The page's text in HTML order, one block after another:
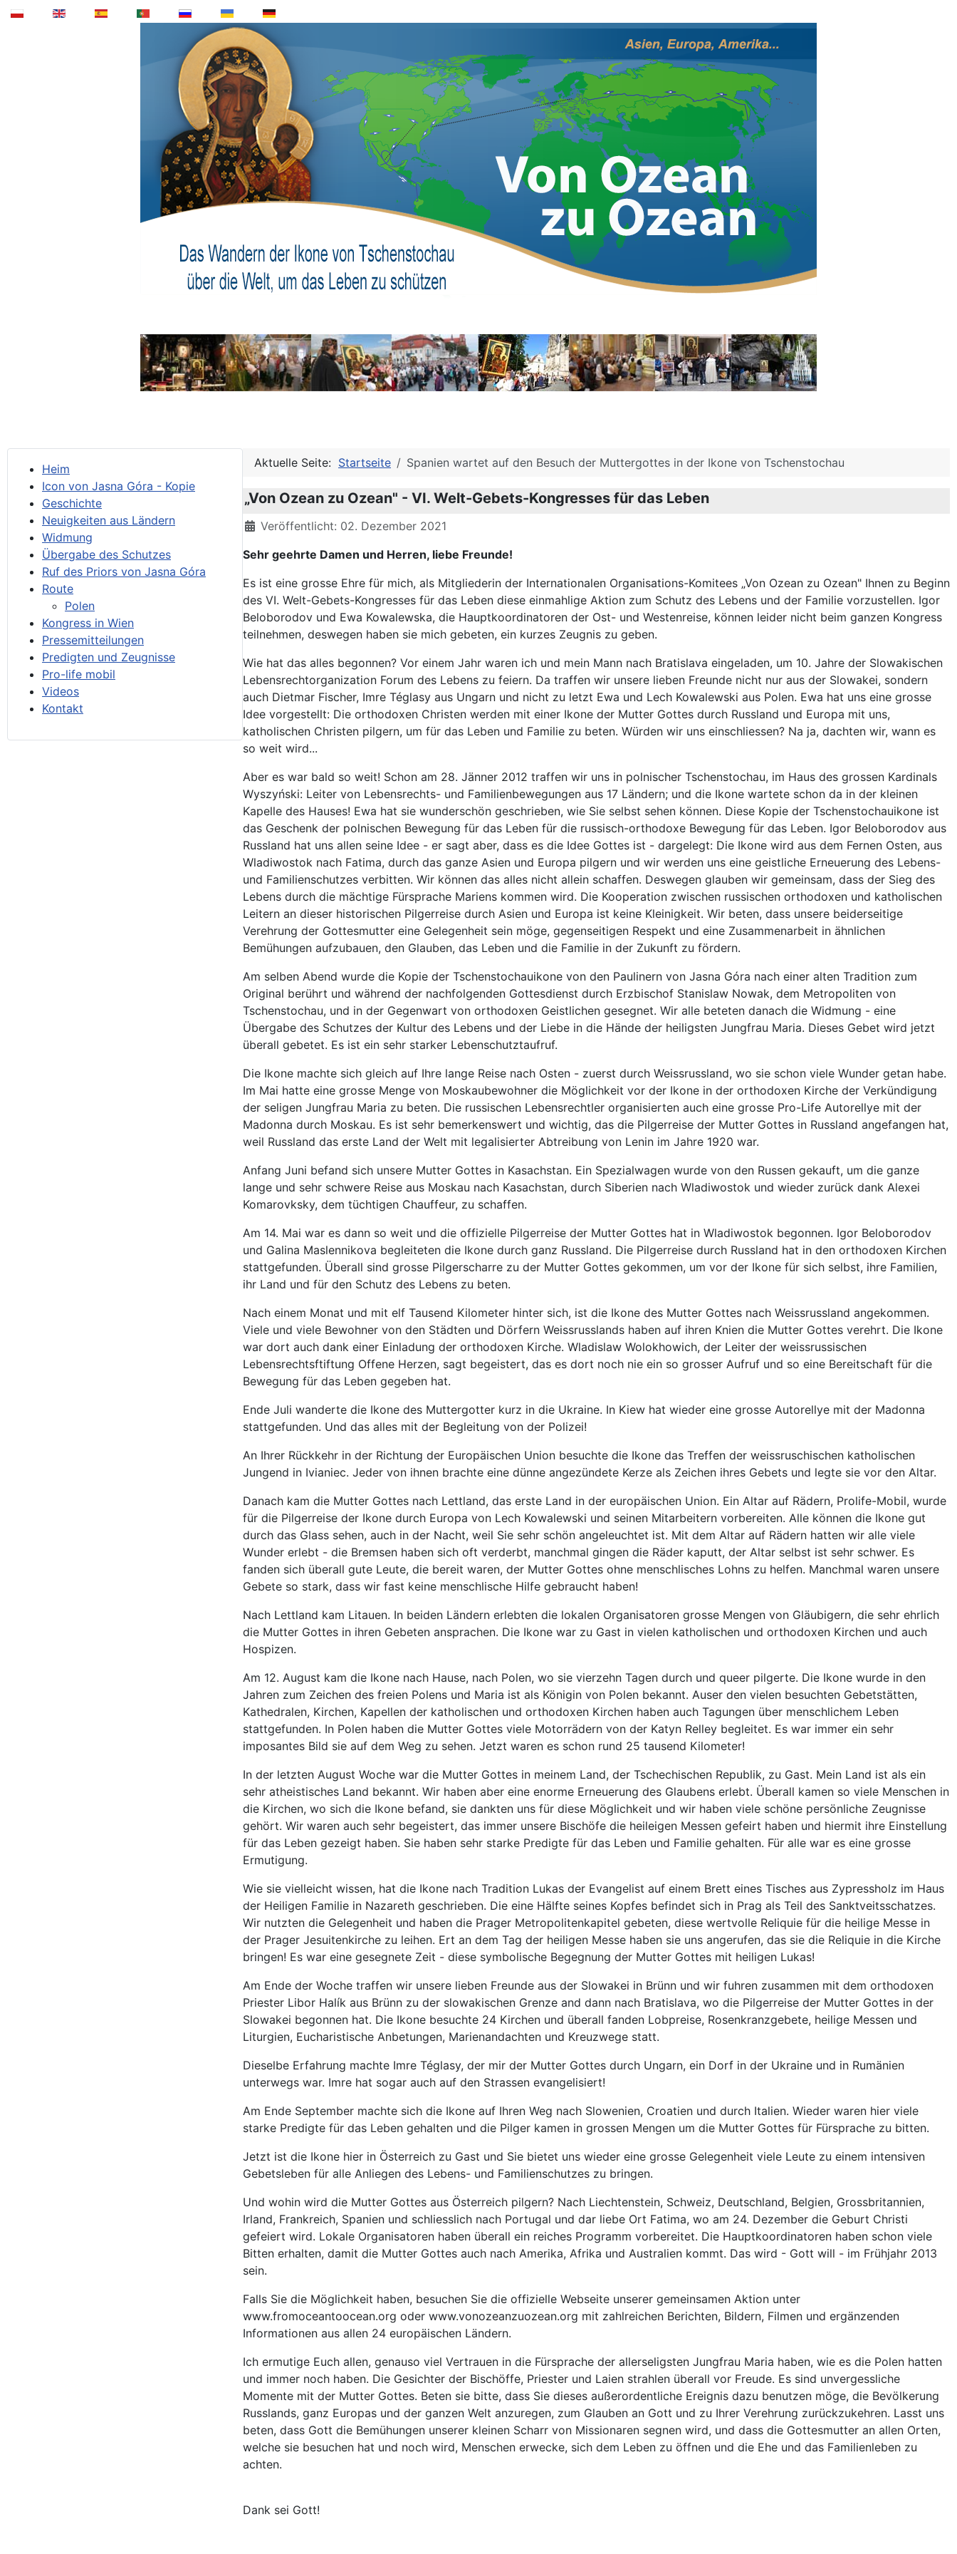
Heim
Icon von Jasna Góra - Kopie
Geschichte
Neuigkeiten aus Ländern
Widmung
Übergabe des Schutzes
Ruf des Priors von Jasna Góra
Route
Polen
Kongress in Wien
Pressemitteilungen
Predigten und Zeugnisse
Pro-life mobil
Videos
Kontakt
Aktuelle Seite: Startseite Spanien wartet auf den Besuch der Muttergottes in der Ikone von Tschenstochau
„Von Ozean zu Ozean" - VI. Welt-Gebets-Kongresses für das Leben
Details
Veröffentlicht: 02. Dezember 2021
Sehr geehrte Damen und Herren, liebe Freunde!
Es ist eine grosse Ehre für mich, als Mitgliederin der Internationalen Organisations-Komitees „Von Ozean zu Ozean" Ihnen zu Beginn
des VI. Welt-Gebets-Kongresses für das Leben diese einmahlige Aktion zum Schutz des Lebens und der Familie vorzustellen. Igor
Beloborodov und Ewa Kowalewska, die Hauptkoordinatoren der Ost- und Westenreise, können leider nicht beim ganzen Kongress
teilnehmen, deswegen haben sie mich gebeten, ein kurzes Zeugnis zu geben.
Wie hat das alles begonnen? Vor einem Jahr waren ich und mein Mann nach Bratislava eingeladen, um 10. Jahre der Slowakischen
Lebensrechtorganization Forum des Lebens zu feiern. Da traffen wir unsere lieben Freunde nicht nur aus der Slowakei, sondern
auch Dietmar Fischer, Imre Téglasy aus Ungarn und nicht zu letzt Ewa und Lech Kowalewski aus Polen. Ewa hat uns eine grosse
Idee vorgestellt: Die orthodoxen Christen werden mit einer Ikone der Mutter Gottes durch Russland und Europa mit uns,
katholischen Christen pilgern, um für das Leben und Familie zu beten. Würden wir uns einschliessen? Na ja, dachten wir, wann es
so weit wird...
Aber es war bald so weit! Schon am 28. Jänner 2012 traffen wir uns in polnischer Tschenstochau, im Haus des grossen Kardinals
Wyszyński: Leiter von Lebensrechts- und Familienbewegungen aus 17 Ländern; und die Ikone wartete schon da in der kleinen
Kapelle des Hauses! Ewa hat sie wunderschön geschrieben, wie Sie selbst sehen können. Diese Kopie der Tschenstochauikone ist
das Geschenk der polnischen Bewegung für das Leben für die russisch-orthodoxe Bewegung für das Leben. Igor Beloborodov aus
Russland hat uns allen seine Idee - er sagt aber, dass es die Idee Gottes ist - dargelegt: Die Ikone wird aus dem Fernen Osten, aus
Wladiwostok nach Fatima, durch das ganze Asien und Europa pilgern und wir werden uns eine geistliche Erneuerung des Lebens-
und Familienschutzes verbitten. Wir können das alles nicht allein schaffen. Deswegen glauben wir gemeinsam, dass der Sieg des
Lebens durch die mächtige Fürsprache Mariens kommen wird. Die Kooperation zwischen russischen orthodoxen und katholischen
Leitern an dieser historischen Pilgerreise durch Asien und Europa ist keine Kleinigkeit. Wir beten, dass unsere beiderseitige
Verehrung der Gottesmutter eine Gelegenheit sein möge, gegenseitigen Respekt und eine Zusammenarbeit in ähnlichen
Bemühungen aufzubauen, den Glauben, das Leben und die Familie in der Zukunft zu fördern.
Am selben Abend wurde die Kopie der Tschenstochauikone von den Paulinern von Jasna Góra nach einer alten Tradition zum
Original berührt und während der nachfolgenden Gottesdienst durch Erzbischof Stanislaw Nowak, dem Metropoliten von
Tschenstochau, und in der Gegenwart von orthodoxen Geistlichen gesegnet. Wir alle beteten danach die Widmung - eine
Übergabe des Schutzes der Kultur des Lebens und der Liebe in die Hände der heiligsten Jungfrau Maria. Dieses Gebet wird jetzt
überall gebetet. Es ist ein sehr starker Lebenschutztaufruf.
Die Ikone machte sich gleich auf Ihre lange Reise nach Osten - zuerst durch Weissrussland, wo sie schon viele Wunder getan habe.
Im Mai hatte eine grosse Menge von Moskaubewohner die Möglichkeit vor der Ikone in der orthodoxen Kirche der Verkündigung
der seligen Jungfrau Maria zu beten. Die russischen Lebensrechtler organisierten auch eine grosse Pro-Life Autorellye mit der
Madonna durch Moskau. Es ist sehr bemerkenswert und wichtig, das die Pilgerreise der Mutter Gottes in Russland angefangen hat,
weil Russland das erste Land der Welt mit legalisierter Abtreibung von Lenin im Jahre 1920 war.
Anfang Juni befand sich unsere Mutter Gottes in Kasachstan. Ein Spezialwagen wurde von den Russen gekauft, um die ganze
lange und sehr schwere Reise aus Moskau nach Kasachstan, durch Siberien nach Wladiwostok und wieder zurück dank Alexei
Komarovksky, dem tüchtigen Chauffeur, zu schaffen.
Am 14. Mai war es dann so weit und die offizielle Pilgerreise der Mutter Gottes hat in Wladiwostok begonnen. Igor Beloborodov
und Galina Maslennikova begleiteten die Ikone durch ganz Russland. Die Pilgerreise durch Russland hat in den orthodoxen Kirchen
stattgefunden. Überall sind grosse Pilgerscharre zu der Mutter Gottes gekommen, um vor der Ikone für sich selbst, ihre Familien,
ihr Land und für den Schutz des Lebens zu beten.
Nach einem Monat und mit elf Tausend Kilometer hinter sich, ist die Ikone des Mutter Gottes nach Weissrussland angekommen.
Viele und viele Bewohner von den Städten und Dörfern Weissrusslands haben auf ihren Knien die Mutter Gottes verehrt. Die Ikone
war dort auch dank einer Einladung der orthodoxen Kirche. Wladislaw Wolokhowich, der Leiter der weissrussischen
Lebensrechtsftiftung Offene Herzen, sagt begeistert, das es dort noch nie ein so grosser Aufruf und so eine Bereitschaft für die
Bewegung für das Leben gegeben hat.
Ende Juli wanderte die Ikone des Muttergotter kurz in die Ukraine. In Kiew hat wieder eine grosse Autorellye mit der Madonna
stattgefunden. Und das alles mit der Begleitung von der Polizei!
An Ihrer Rückkehr in der Richtung der Europäischen Union besuchte die Ikone das Treffen der weissruschischen katholischen
Jungend in Ivianiec. Jeder von ihnen brachte eine dünne angezündete Kerze als Zeichen ihres Gebets und legte sie vor den Altar.
Danach kam die Mutter Gottes nach Lettland, das erste Land in der europäischen Union. Ein Altar auf Rädern, Prolife-Mobil, wurde
für die Pilgerreise der Ikone durch Europa von Lech Kowalewski und seinen Mitarbeitern vorbereiten. Alle können die Ikone gut
durch das Glass sehen, auch in der Nacht, weil Sie sehr schön angeleuchtet ist. Mit dem Altar auf Rädern hatten wir alle viele
Wunder erlebt - die Bremsen haben sich oft verderbt, manchmal gingen die Räder kaputt, der Altar selbst ist sehr schwer. Es
fanden sich überall gute Leute, die bereit waren, der Mutter Gottes ohne menschlisches Lohns zu helfen. Manchmal waren unsere
Gebete so stark, dass wir fast keine menschlische Hilfe gebraucht haben!
Nach Lettland kam Litauen. In beiden Ländern erlebten die lokalen Organisatoren grosse Mengen von Gläubigern, die sehr ehrlich
die Mutter Gottes in ihren Gebeten ansprachen. Die Ikone war zu Gast in vielen katholischen und orthodoxen Kirchen und auch
Hospizen.
Am 12. August kam die Ikone nach Hause, nach Polen, wo sie vierzehn Tagen durch und queer pilgerte. Die Ikone wurde in den
Jahren zum Zeichen des freien Polens und Maria ist als Königin von Polen bekannt. Auser den vielen besuchten Gebetstätten,
Kathedralen, Kirchen, Kapellen der katholischen und orthodoxen Kirchen haben auch Tagungen über menschlichem Leben
stattgefunden. In Polen haben die Mutter Gottes viele Motorrädern von der Katyn Relley begleitet. Es war immer ein sehr
imposantes Bild sie auf dem Weg zu sehen. Jetzt waren es schon rund 25 tausend Kilometer!
In der letzten August Woche war die Mutter Gottes in meinem Land, der Tschechischen Republik, zu Gast. Mein Land ist als ein
sehr atheistisches Land bekannt. Wir haben aber eine enorme Erneuerung des Glaubens erlebt. Überall kamen so viele Menschen in
die Kirchen, wo sich die Ikone befand, sie dankten uns für diese Möglichkeit und wir haben viele schöne persönliche Zeugnisse
gehört. Wir waren auch sehr begeistert, das immer unsere Bischöfe die heileigen Messen gefeirt haben und hiermit ihre Einstellung
für das Leben gezeigt haben. Sie haben sehr starke Predigte für das Leben und Familie gehalten. Für alle war es eine grosse
Ermutigung.
Wie sie vielleicht wissen, hat die Ikone nach Tradition Lukas der Evangelist auf einem Brett eines Tisches aus Zypressholz im Haus
der Heiligen Familie in Nazareth geschrieben. Die eine Hälfte seines Kopfes befindet sich in Prag als Teil des Sanktveitsschatzes.
Wir nutzten die Gelegenheit und haben die Prager Metropolitenkapitel gebeten, diese wertvolle Reliquie für die heilige Messe in
der Prager Jesuitenkirche zu leihen. Ert an dem Tag der heiligen Messe haben sie uns angerufen, das sie die Reliquie in die Kirche
bringen! Es war eine gesegnete Zeit - diese symbolische Begegnung der Mutter Gottes mit heiligen Lukas!
Am Ende der Woche traffen wir unsere lieben Freunde aus der Slowakei in Brünn und wir fuhren zusammen mit dem orthodoxen
Priester Libor Halík aus Brünn zu der slowakischen Grenze and dann nach Bratislava, wo die Pilgerreise der Mutter Gottes in der
Slowakei begonnen hat. Die Ikone besuchte 24 Kirchen und überall fanden Lobpreise, Rosenkranzgebete, heilige Messen und
Liturgien, Eucharistische Anbetungen, Marienandachten und Kreuzwege statt.
Dieselbe Erfahrung machte Imre Téglasy, der mir der Mutter Gottes durch Ungarn, ein Dorf in der Ukraine und in Rumänien
unterwegs war. Imre hat sogar auch auf den Strassen evangelisiert!
Am Ende September machte sich die Ikone auf Ihren Weg nach Slowenien, Croatien und durch Italien. Wieder waren hier viele
starke Predigte für das Leben gehalten und die Pilger kamen in grossen Mengen um die Mutter Gottes für Fürsprache zu bitten.
Jetzt ist die Ikone hier in Österreich zu Gast und Sie bietet uns wieder eine grosse Gelegenheit viele Leute zu einem intensiven
Gebetsleben für alle Anliegen des Lebens- und Familienschutzes zu bringen.
Und wohin wird die Mutter Gottes aus Österreich pilgern? Nach Liechtenstein, Schweiz, Deutschland, Belgien, Grossbritannien,
Irland, Frankreich, Spanien und schliesslich nach Portugal und dar liebe Ort Fatima, wo am 24. Dezember die Geburt Christi
gefeiert wird. Lokale Organisatoren haben überall ein reiches Programm vorbereitet. Die Hauptkoordinatoren haben schon viele
Bitten erhalten, damit die Mutter Gottes auch nach Amerika, Afrika und Australien kommt. Das wird - Gott will - im Frühjahr 2013
sein.
Falls Sie die Möglichkeit haben, besuchen Sie die offizielle Webseite unserer gemeinsamen Aktion unter
www.fromoceantoocean.org oder www.vonozeanzuozean.org mit zahlreichen Berichten, Bildern, Filmen und ergänzenden
Informationen aus allen 24 europäischen Ländern.
Ich ermutige Euch allen, genauso viel Vertrauen in die Fürsprache der allerseligsten Jungfrau Maria haben, wie es die Polen hatten
und immer noch haben. Die Gesichter der Bischöffe, Priester und Laien strahlen überall vor Freude. Es sind unvergessliche
Momente mit der Mutter Gottes. Beten sie bitte, dass Sie dieses außerordentliche Ereignis dazu benutzen möge, die Bevölkerung
Russlands, ganz Europas und der ganzen Welt anzuregen, zum Glauben an Gott und zu Ihrer Verehrung zurückzukehren. Lasst uns
beten, dass Gott die Bemühungen unserer kleinen Scharr von Missionaren segnen wird, und dass die Gottesmutter an allen Orten,
welche sie besuchen hat und noch wird, Menschen erwecke, sich dem Leben zu öffnen und die Ehe und das Familienleben zu
achten.
Dank sei Gott!